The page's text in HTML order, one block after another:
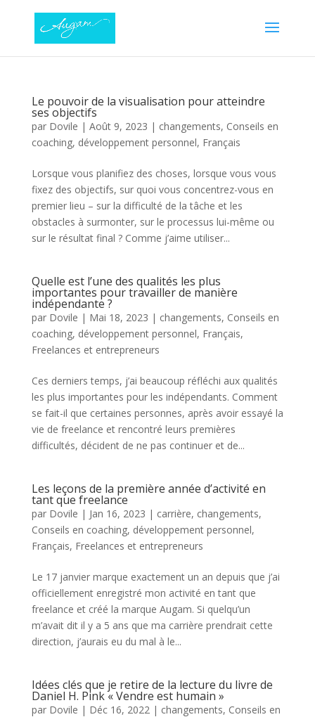
Le pouvoir de la visualisation pour atteindre
ses objectifs
par Dovile | Août 9, 2023 | changements, Conseils en
coaching, développement personnel, Français
Lorsque vous planifiez des choses, lorsque vous vous
fixez des objectifs, sur quoi vous concentrez-vous en
premier lieu – sur la difficulté de la tâche et les
obstacles à surmonter, sur le processus lui-même ou
sur le résultat final ? Comme j’aime utiliser...
Quelle est l’une des qualités les plus
importantes pour travailler de manière
indépendante ?
par Dovile | Mai 18, 2023 | changements, Conseils en
coaching, développement personnel, Français,
Freelances et entrepreneurs
Ces derniers temps, j’ai beaucoup réfléchi aux qualités
les plus importantes pour les indépendants. Comment
se fait-il que certaines personnes, après avoir essayé la
vie de freelance et rencontré leurs premières
difficultés, décident de ne pas continuer et de...
Les leçons de la première année d’activité en
tant que freelance
par Dovile | Jan 16, 2023 | carrière, changements,
Conseils en coaching, développement personnel,
Français, Freelances et entrepreneurs
Le 17 janvier marque exactement un an depuis que j’ai
officiellement enregistré mon activité en tant que
freelance et créé la marque Augam. Si quelqu’un
m’avait dit il y a 5 ans que ma carrière prendrait cette
direction, j’aurais eu du mal à le...
Idées clés que je retire de la lecture du livre de
Daniel H. Pink « Vendre est humain »
par Dovile | Déc 16, 2022| changements, Conseils en